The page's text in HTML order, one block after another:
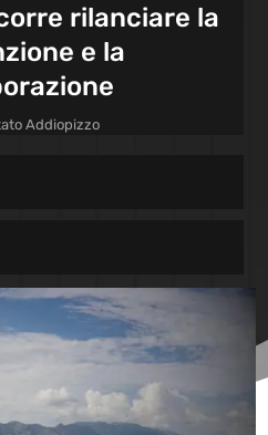
rilanciare la
e la
Addiopizzo